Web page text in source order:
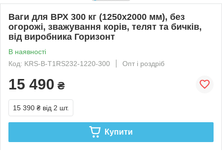
Ваги для ВРХ 300 кг (1250х2000 мм), без
огорожі, зважування корів, телят та бичків,
від виробника Горизонт
В наявності
Код: KRS-B-Т1RS232-1220-300
Опт і роздріб
15 490 ₴
15 390 ₴ від 2 шт.
Купити